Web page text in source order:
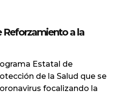
Reforzamiento a la
Estatal de
de la Salud que se
focalizando la